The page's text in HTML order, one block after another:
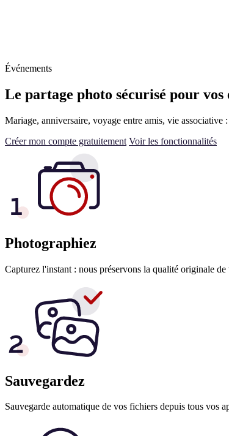
Événements
Le partage photo sécurisé pour vos
Mariage, anniversaire, voyage entre amis, vie
Créer mon compte gratuitement Voir les fonctionnalités
Photographiez
Capturez l'instant : nous préservons la qualité originale
Sauvegardez
Sauvegarde automatique de vos fichiers depuis tous vos